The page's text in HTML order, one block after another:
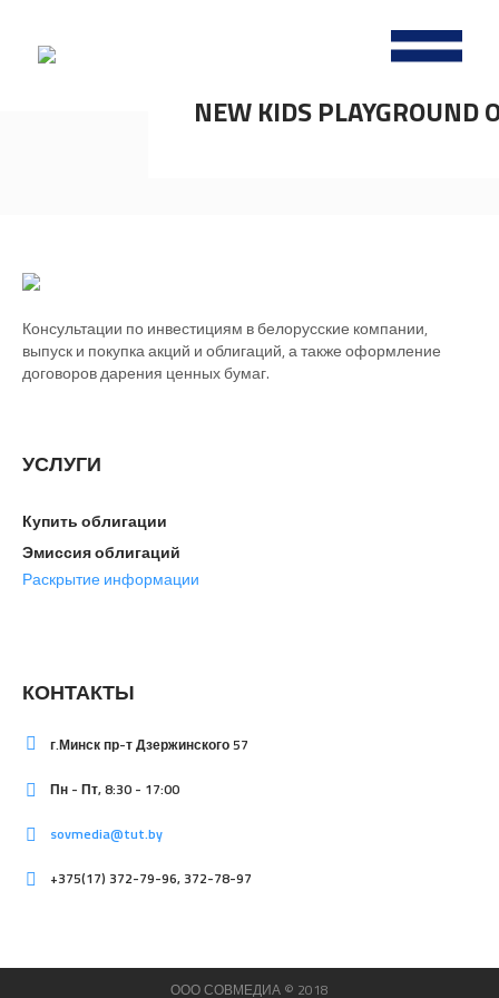
NEW KIDS PLAYGROUND
shoes, jewellery and more are in the Fashion Zone .
Консультации по инвестициям в белорусские компании,
выпуск и покупка акций и облигаций, а также оформление
договоров дарения ценных бумаг.
УСЛУГИ
Купить облигации
Эмиссия облигаций
Раскрытие информации
КОНТАКТЫ
г.Минск пр-т Дзержинского 57
Пн - Пт, 8:30 - 17:00
sovmedia@tut.by
+375(17) 372-79-96, 372-78-97
ООО СОВМЕДИА © 2018